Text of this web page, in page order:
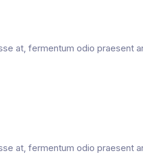
at, fermentum odio praesent
at, fermentum odio praesent